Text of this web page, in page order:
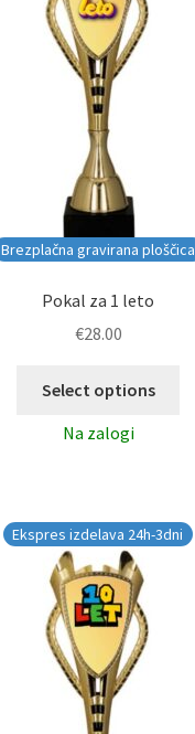
Brezplačna gravirana ploščica
Pokal za 1 leto
€28.00
Select options
Na zalogi
Ekspres izdelava 24h-3dni